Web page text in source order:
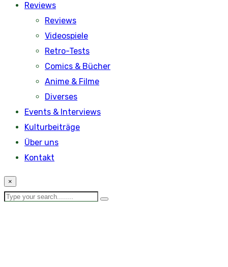
Reviews
Reviews
Videospiele
Retro-Tests
Comics & Bücher
Anime & Filme
Diverses
Events & Interviews
Kulturbeiträge
Über uns
Kontakt
×